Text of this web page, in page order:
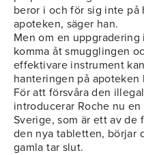
beror i och för sig inte på
apoteken, säger han.
Men om en
komma åt smugglingen
effektivare instrument
hanteringen på apoteken
För att försvåra den
introducerar Roche nu
Sverige, som är ett av de
den nya tabletten, börjar
gamla tar slut.